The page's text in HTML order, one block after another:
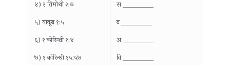
४) २ तिमोथी २:७
५) याकूब १:५
६) १ कोरिन्थी १:४
७) १ कोरिन्थी १५:५७
स __________
ब __________
अ __________
वि __________